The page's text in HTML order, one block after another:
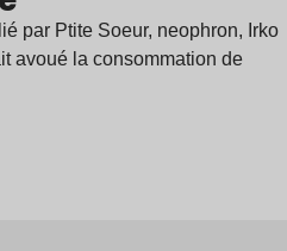
par Ptite Soeur, neophron, Irko
avoué la consommation de